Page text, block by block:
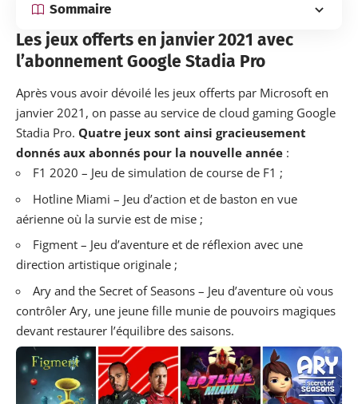
Sommaire
Les jeux offerts en janvier 2021 avec
l’abonnement Google Stadia Pro
Après vous avoir dévoilé les jeux offerts par Microsoft en
janvier 2021 , on passe au service de cloud gaming Google
Stadia Pro. Quatre jeux sont ainsi gracieusement
donnés aux abonnés pour la nouvelle année :
F1 2020 – Jeu de simulation de course de F1 ;
Hotline Miami – Jeu d’action et de baston en vue
aérienne où la survie est de mise ;
Figment – Jeu d’aventure et de réflexion avec une
direction artistique originale ;
Ary and the Secret of Seasons – Jeu d’aventure où vous
contrôler Ary, une jeune fille munie de pouvoirs magiques
devant restaurer l’équilibre des saisons.